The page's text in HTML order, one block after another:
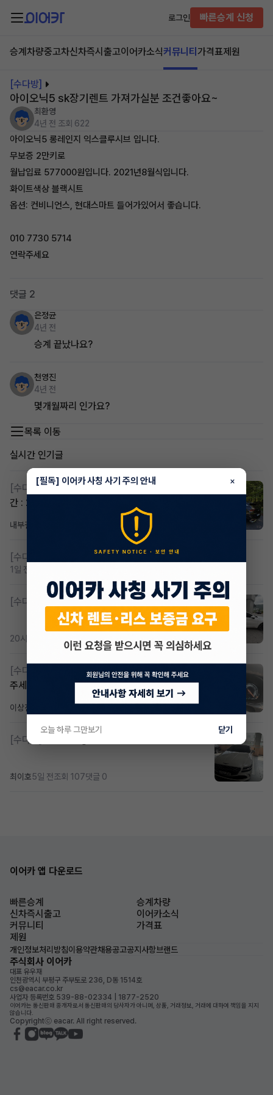
로그인 빠른승계 신청
승계차량중고차신차즉시출고이어카소식커뮤니티 가격표제원
[수다방]
아이오닉5 sk장기렌트 가져가실분 조건좋아요~
최환영
4년 전 조회 622
아이오닉5 롱레인지 익스클루시브 입니다.
무보증 2만키로
월납입료 577000원입니다. 2021년8월식입니다.
화이트색상 블랙시트
옵션: 컨비니언스, 현대스마트 들어가있어서 좋습니다.
010 7730 5714
연락주세요
댓글 2
은정균
4년 전
승계 끝났나요?
천영진
4년 전
몇개월짜리 인가요?
목록 이동
실시간 인기글
[수다방] 스포티지하이브리드 승계합니다(잔여렌트기
간 : 26개월)
내부결재 댓글 1
[수다방] 저신용 무심사 or 신차 렌트 찾으시는분!!
1일 전
[수다방] K8 하이브리드 (풀옵션) 758,780원
20시간 전 조회 390 댓글 3
[수다방]
Gv70 승계자분 구합니다 지원금 협의연락
주세요
이상진
[수다방]
최이호5일 전조회 107댓글 0
이어카 앱 다운로드
빠른승계
승계차량
신차즉시출고
이어카소식
커뮤니티
가격표
제원
개인정보처리방침이용약관채용공고공지사항브랜드
주식회사 이어카
대표 유우재
인천광역시 부평구 주부토로 236, D동 1514호
cs@eacar.co.kr
사업자 등록번호 539-88-02334 | 1877-2520
이어카는 통신판매 중개자로서 통신판매의 당사자가 아니며, 상품, 거래정보, 거래에 대하여 책임을 지지
않습니다.
Copyrightⓒ eacar. All right reserved.
[필독] 이어카 사칭 사기 주의 안내 ×
오늘 하루 그만보기 닫기